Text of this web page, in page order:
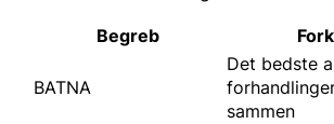
Begreb
BATNA
Det bedste
sammen